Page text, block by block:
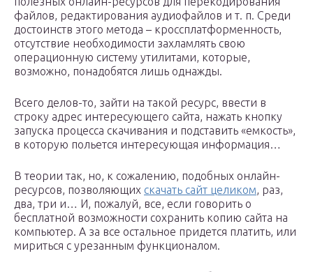
файлов, редактирования аудиофайлов и т. п. Среди
достоинств этого метода – кроссплатформенность,
отсутствие необходимости захламлять свою
операционную систему утилитами, которые,
возможно, понадобятся лишь однажды.
Всего делов-то, зайти на такой ресурс, ввести в
строку адрес интересующего сайта, нажать кнопку
запуска процесса скачивания и подставить «емкость»,
в которую польется интересующая информация…
В теории так, но, к сожалению, подобных онлайн-
ресурсов, позволяющих скачать сайт целиком, раз,
два, три и… И, пожалуй, все, если говорить о
бесплатной возможности сохранить копию сайта на
компьютер. А за все остальное придется платить, или
мириться с урезанным функционалом.